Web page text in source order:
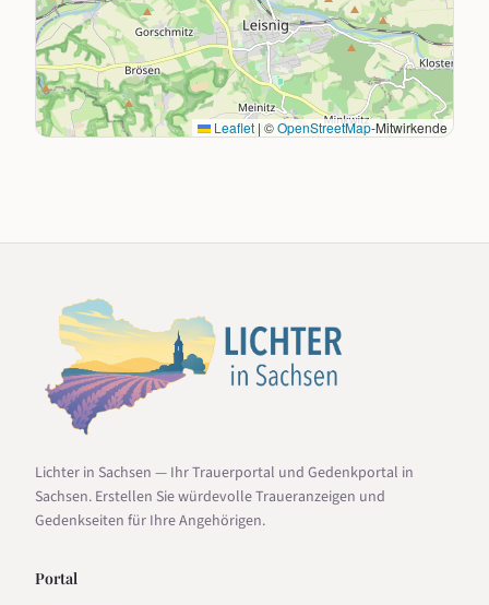
Leaflet | ©OpenStreetMap-Mitwirkende
Lichter in Sachsen — Ihr Trauerportal und Gedenkportal in
Sachsen. Erstellen Sie würdevolle Traueranzeigen und
Gedenkseiten für Ihre Angehörigen.
Portal